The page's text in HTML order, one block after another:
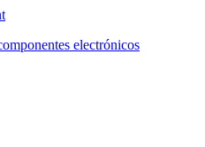
electrónicos